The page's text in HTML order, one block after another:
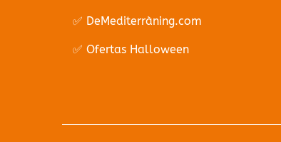
✅ DeMediterràning.com
✅ Ofertas Halloween